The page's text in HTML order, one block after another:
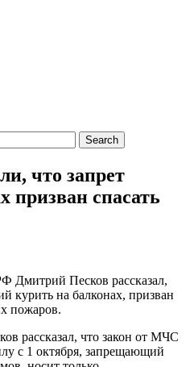
Search
что запрет
призван спасать
Дмитрий Песков рассказал,
курить на балконах, призван
пожаров.
рассказал, что закон от МЧС
с 1 октября, запрещающий